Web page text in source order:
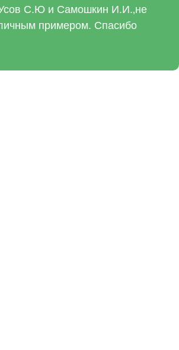
Усов С.Ю и Самошкин И.И.‚не
примером. Спасибо